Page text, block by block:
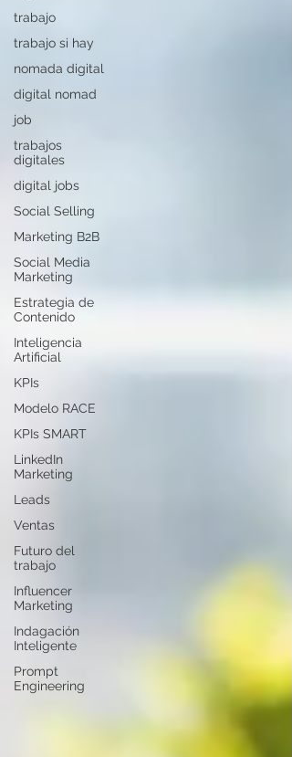
trabajo
trabajo si hay
nomada digital
digital nomad
job
trabajos
digitales
digital jobs
Social Selling
Marketing B2B
Social Media
Marketing
Estrategia de
Contenido
Inteligencia
Artificial
KPIs
Modelo RACE
KPIs SMART
LinkedIn
Marketing
Leads
Ventas
Futuro del
trabajo
Influencer
Marketing
Indagación
Inteligente
Prompt
Engineering